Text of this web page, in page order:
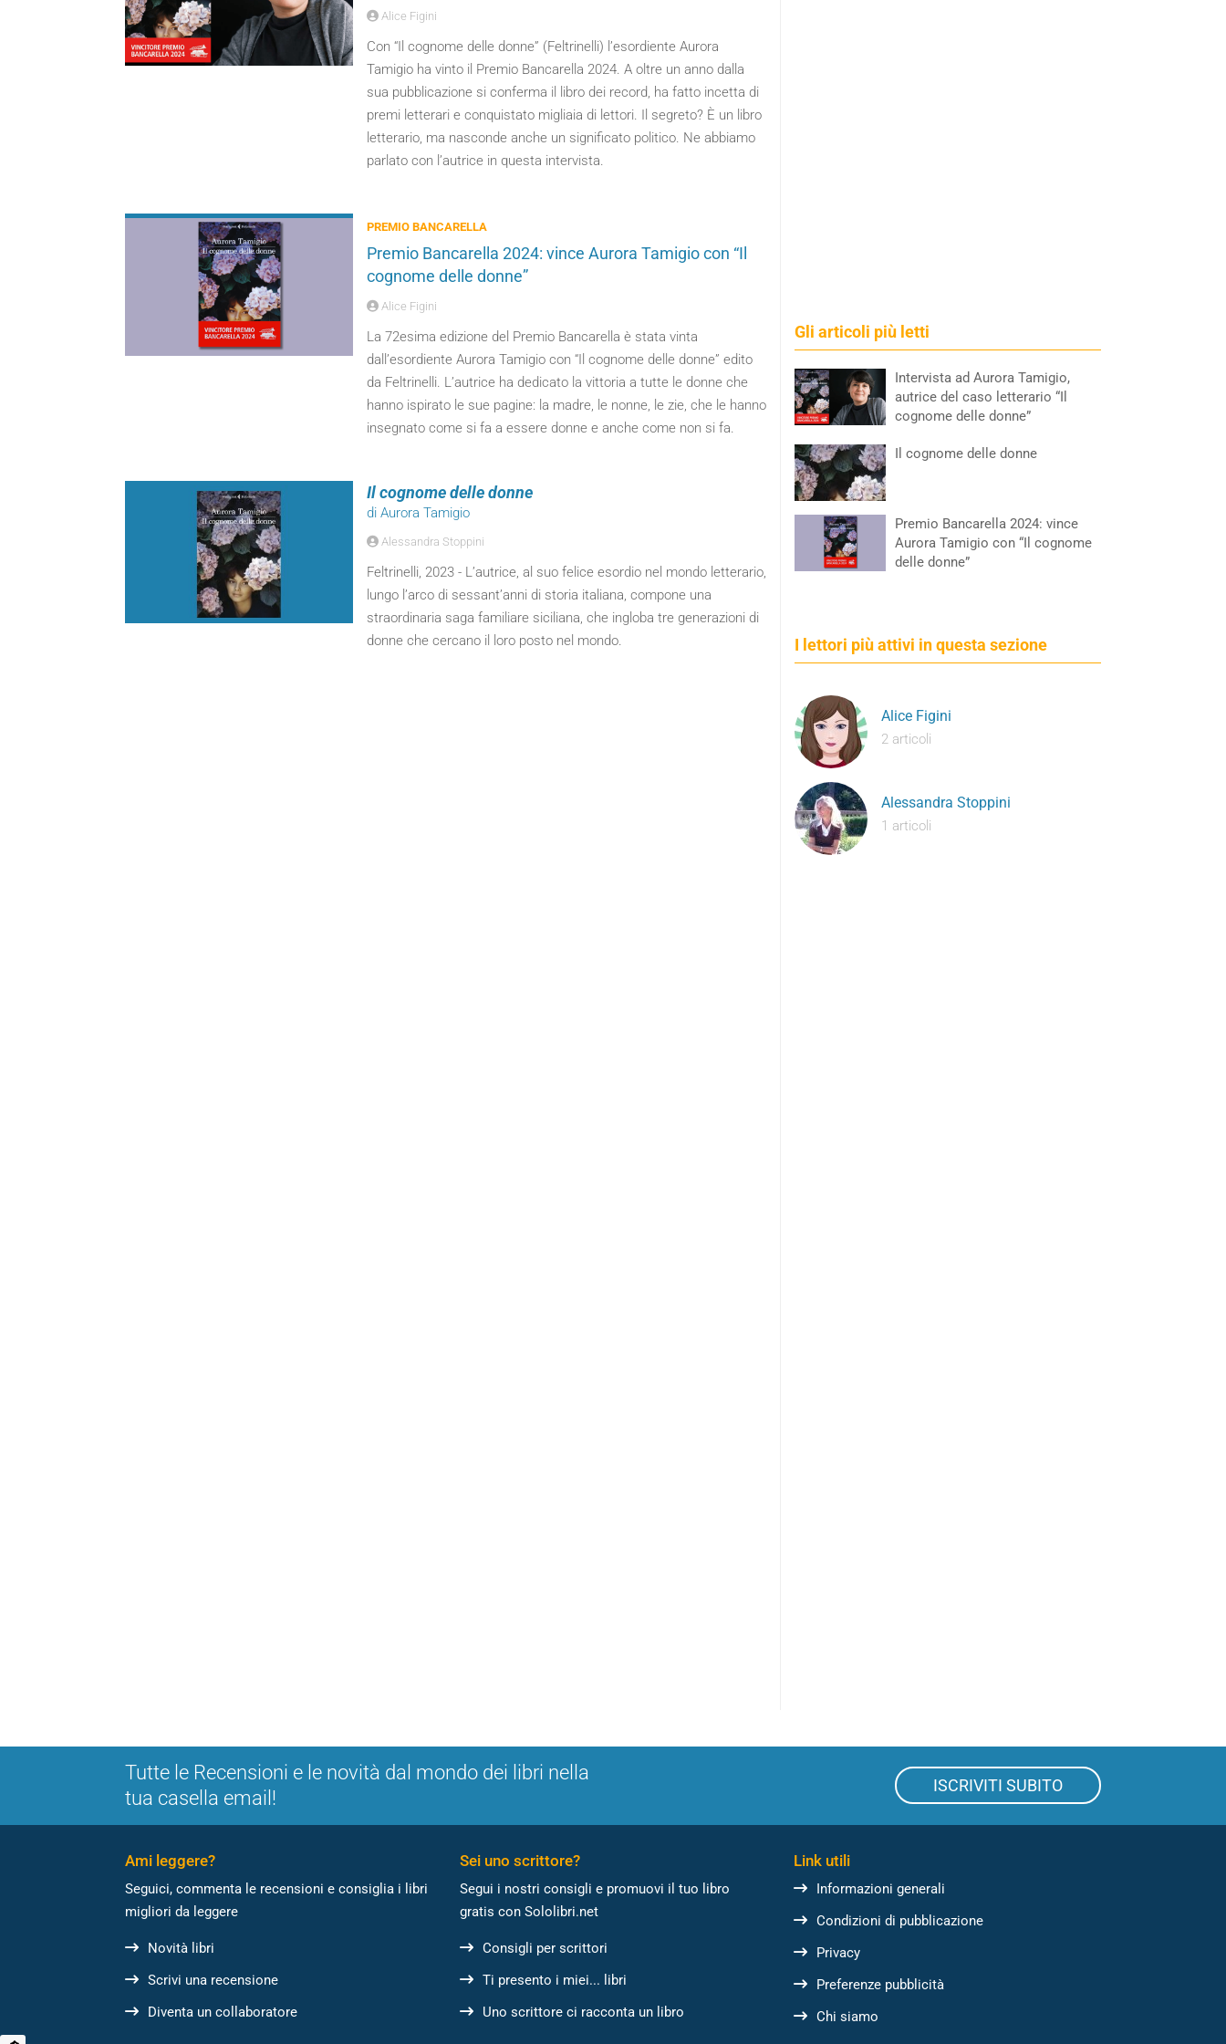
Alice Figini
Con “Il cognome delle donne” (Feltrinelli) l’esordiente Aurora
Tamigio ha vinto il Premio Bancarella 2024. A oltre un anno dalla
sua pubblicazione si conferma il libro dei record, ha fatto incetta di
premi letterari e conquistato migliaia di lettori. Il segreto? È un libro
letterario, ma nasconde anche un significato politico. Ne abbiamo
parlato con l’autrice in questa intervista.
PREMIO BANCARELLA
Premio Bancarella 2024: vince Aurora Tamigio con “Il
cognome delle donne”
Alice Figini
La 72esima edizione del Premio Bancarella è stata vinta
dall’esordiente Aurora Tamigio con “Il cognome delle donne” edito
da Feltrinelli. L’autrice ha dedicato la vittoria a tutte le donne che
hanno ispirato le sue pagine: la madre, le nonne, le zie, che le hanno
insegnato come si fa a essere donne e anche come non si fa.
Il cognome delle donne
di Aurora Tamigio
Alessandra Stoppini
Feltrinelli, 2023 - L’autrice, al suo felice esordio nel mondo letterario,
lungo l’arco di sessant’anni di storia italiana, compone una
straordinaria saga familiare siciliana, che ingloba tre generazioni di
donne che cercano il loro posto nel mondo.
Gli articoli più letti
Intervista ad Aurora Tamigio,
autrice del caso letterario “Il
cognome delle donne”
Il cognome delle donne
Premio Bancarella 2024: vince
Aurora Tamigio con “Il cognome
delle donne”
I lettori più attivi in questa sezione
Alice Figini
2 articoli
Alessandra Stoppini
1 articoli
Tutte le Recensioni e le novità dal mondo dei libri nella
tua casella email!
ISCRIVITI SUBITO
Ami leggere?
Seguici, commenta le recensioni e consiglia i libri
migliori da leggere
Novità libri
Scrivi una recensione
Diventa un collaboratore
Sei uno scrittore?
Segui i nostri consigli e promuovi il tuo libro
gratis con Sololibri.net
Consigli per scrittori
Ti presento i miei... libri
Uno scrittore ci racconta un libro
Link utili
Informazioni generali
Condizioni di pubblicazione
Privacy
Preferenze pubblicità
Chi siamo